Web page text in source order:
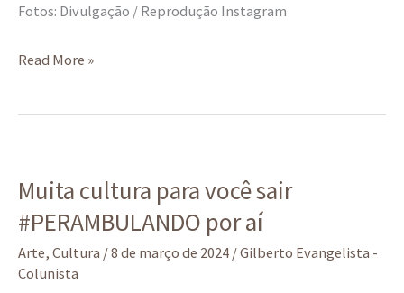
Fotos: Divulgação / Reprodução Instagram
Read More »
Muita cultura para você sair
#PERAMBULANDO por aí
Arte, Cultura /8 de março de 2024 /Gilberto Evangelista -
Colunista
cultura
para
você
sair